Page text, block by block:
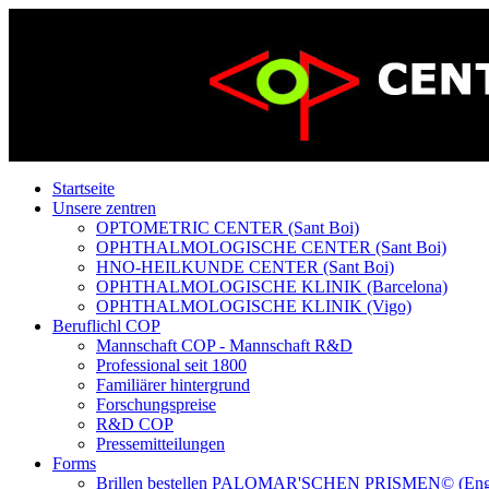
Startseite
Unsere zentren
OPTOMETRIC CENTER (Sant Boi)
OPHTHALMOLOGISCHE CENTER (Sant Boi)
HNO-HEILKUNDE CENTER (Sant Boi)
OPHTHALMOLOGISCHE KLINIK (Barcelona)
OPHTHALMOLOGISCHE KLINIK (Vigo)
Beruflichl COP
Mannschaft COP - Mannschaft R&D
Professional seit 1800
Familiärer hintergrund
Forschungspreise
R&D COP
Pressemitteilungen
Forms
Brillen bestellen PALOMAR'SCHEN PRISMEN©